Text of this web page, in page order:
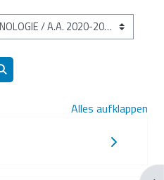
Kurse suchen
Alles aufklappen